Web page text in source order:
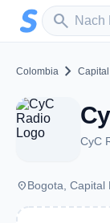
Zum Hauptinhalt
search
Sender
Colombia chevron_right
CyC
placeBogota, Capital